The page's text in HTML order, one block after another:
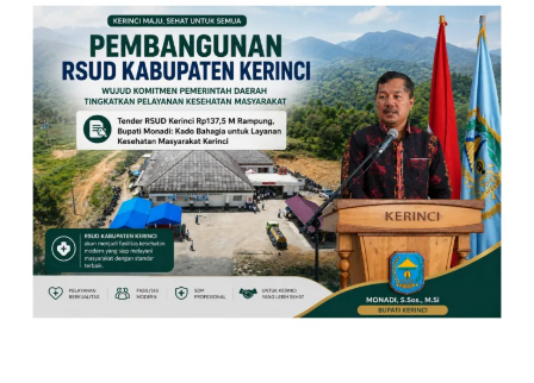
r
i
n
c
i
R
p
1
3
7
,
5
M
R